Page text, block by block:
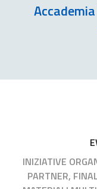
INIZIATIVE
PARTNER,